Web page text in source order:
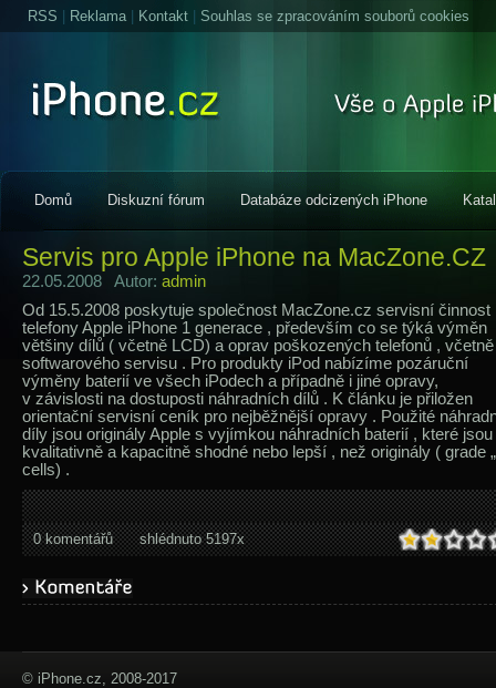
RSS Reklama| Kontakt Souhlas se zpracováním souborů cookies
Domů Diskuzní fórum Databáze odcizených iPhone
Servis pro Apple iPhone na MacZone.CZ
22.05.2008 Autor: admin
Od 15.5.2008 poskytuje společnost MacZone.cz servisní činnost
telefony Apple iPhone 1 generace , především co se týká výměn
většiny dílů ( včetně LCD) a oprav poškozených telefonů , včetně
softwarového servisu . Pro produkty iPod nabízíme pozáruční
výměny baterií ve všech iPodech a případně i jiné opravy,
v závislosti na dostuposti náhradních dílů . K článku je přiložen
orientační servisní ceník pro nejběžnější opravy . Použité
díly jsou originály Apple s vyjímkou náhradních baterií , které jsou
kvalitativně a kapacitně shodné nebo lepší , než originály ( grade
cells) .
0 komentářů shlédnuto 5197x
© iPhone.cz, 2008-2017